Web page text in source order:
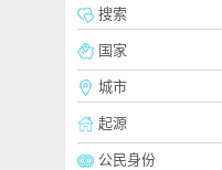
搜索
国家
城市
起源
公民身份